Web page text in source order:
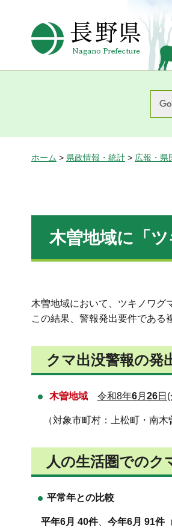
長野
ホーム > 県政情報・統計 > 広報・県
木曽地域に「
木曽地域において、ツキノワグ
この結果、警報発出要件である
クマ出没警報の発
木曽地域 令和8年6月 26日(
（対象市町村：上松町・南木
人の生活圏でのク
平常年との比較
平年6月 40件、 今年6月 91件